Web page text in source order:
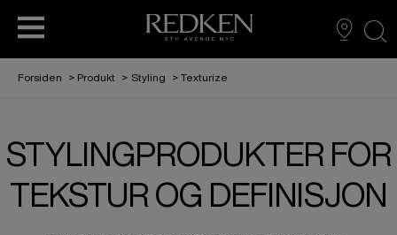
HÅRPLEIE
STYLING
HÅRFARGE
HÅRPLEIE
EDUCATION
OM REDKEN
Forsiden > Produkt > Styling > Texturize
STYLINGPRODUKTER FOR
TEKSTUR OG DEFINISJON